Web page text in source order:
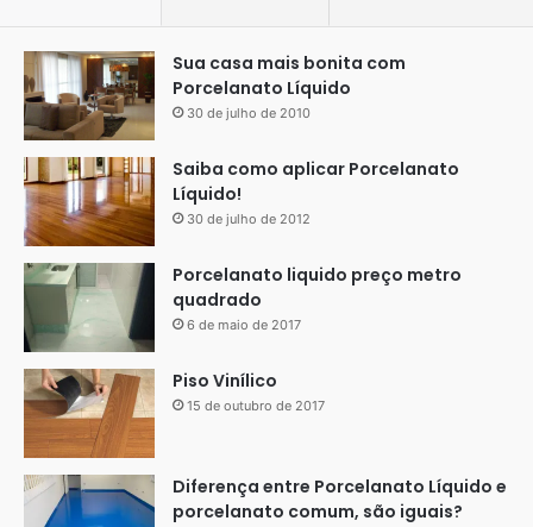
Sua casa mais bonita com
Porcelanato Líquido
30 de julho de 2010
Saiba como aplicar Porcelanato
Líquido!
30 de julho de 2012
Porcelanato liquido preço metro
quadrado
6 de maio de 2017
Piso Vinílico
15 de outubro de 2017
Diferença entre Porcelanato Líquido e
porcelanato comum, são iguais?